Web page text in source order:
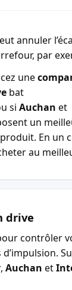
annuler
par
une
bat
si Auchan et
un
En un
au
drive
contrôler
, Auchan et